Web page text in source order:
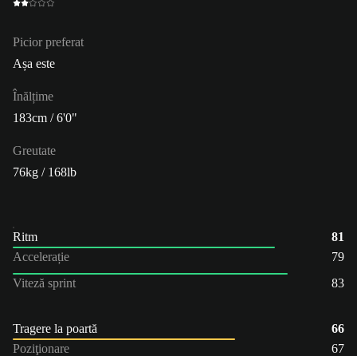
Picior preferat
Așa este
Înălțime
183cm / 6'0"
Greutate
76kg / 168lb
Ritm
81
Accelerație
79
Viteză sprint
83
Tragere la poartă
66
Poziţionare
67